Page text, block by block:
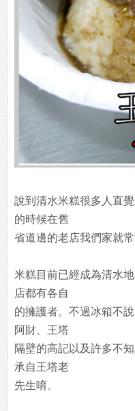
說到清水米糕很多人直
的時候在舊
省道邊的老店我們家就常
米糕目前已經成為清水
店都有各自
的擁護者。不過冰箱不
阿財、王塔
隔壁的高記以及許多不
承自王塔老
先生唷。